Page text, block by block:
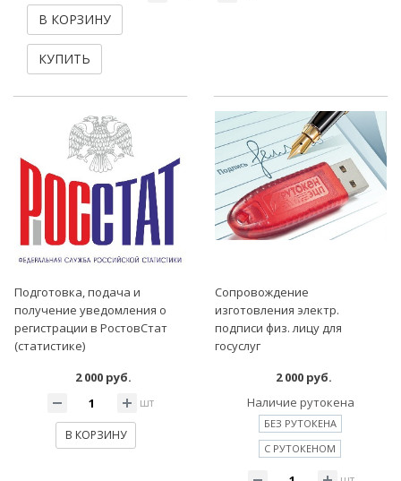
В КОРЗИНУ
КУПИТЬ
Подготовка, подача и
получение уведомления о
регистрации в РостовСтат
(статистике)
2 000 руб.
шт
В КОРЗИНУ
Сопровождение
изготовления электр.
подписи физ. лицу для
госуслуг
2 000 руб.
Наличие рутокена
БЕЗ РУТОКЕНА
С РУТОКЕНОМ